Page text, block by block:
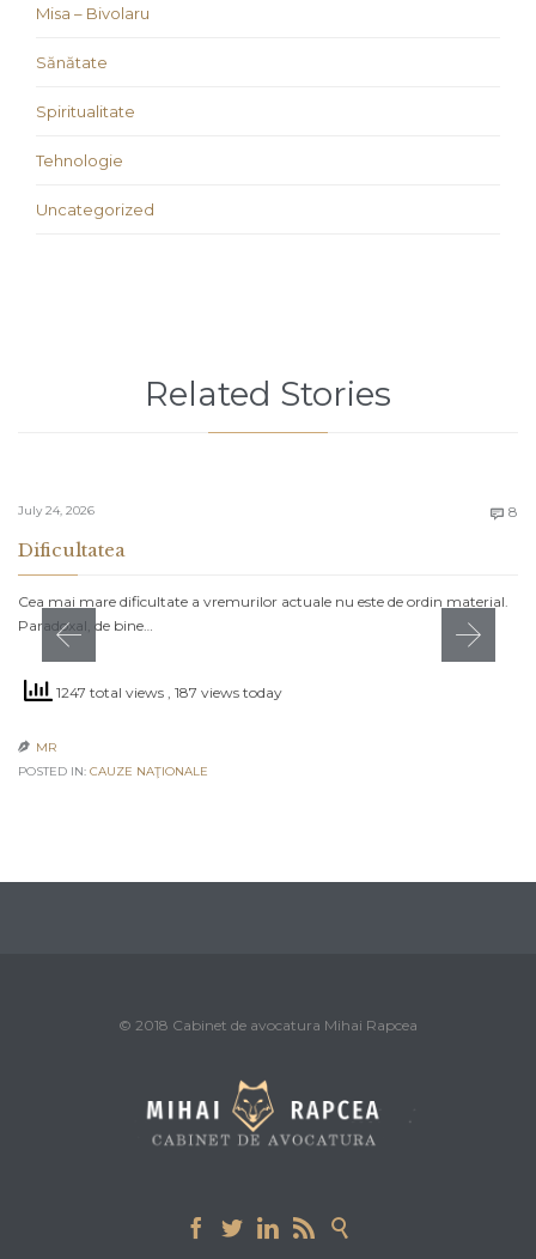
Misa – Bivolaru
Sănătate
Spiritualitate
Tehnologie
Uncategorized
Related Stories
July 24, 2026  8
Dificultatea
Cea mai mare dificultate a vremurilor actuale nu este de ordin material.
Paradoxal, de bine…
1247 total views , 187 views today
 MR
POSTED IN: CAUZE NAŢIONALE
© 2018 Cabinet de avocatura Mihai Rapcea
    